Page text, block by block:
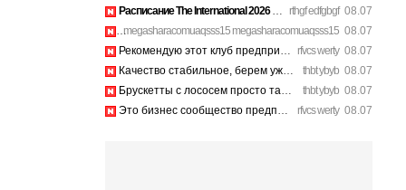
rthgf edfgbgf 08.07
Расписание The International 2026 уже добавил себе в календа…
megasharacomuaqsss15 megasharacomuaqsss15 08.07
Does your website have a contact page? I'm having a
rfvcs werty 08.07
Рекомендую этот клуб предпринимателей Санкт-Петербург всем в…
thbt ybyb 08.07
Качество стабильное, берем уже третий раз на планерки. https…
thbt ybyb 08.07
Брускетты с лососем просто тают во рту, рекомендую. https://…
rfvcs werty 08.07
Это бизнес сообщество предпринимателей в Санкт-Петербурге эк…